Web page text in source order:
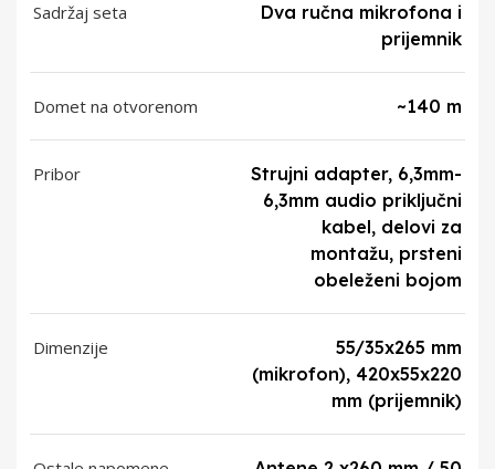
Sadržaj seta
Dva ručna mikrofona i
prijemnik
Domet na otvorenom ~140 m
Pribor
Strujni adapter, 6,3mm-
6,3mm audio priključni
kabel, delovi za
montažu, prsteni
obeleženi bojom
Dimenzije
55/35x265 mm
(mikrofon), 420x55x220
mm (prijemnik)